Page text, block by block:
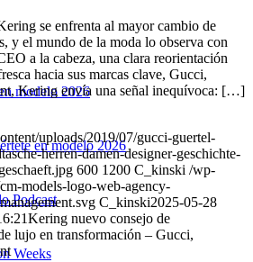
modelo 2026
en modelo 2026
Podcast
Weeks
se enfrenta al mayor cambio de
y el mundo de la moda lo observa con
a la cabeza, una clara reorientación
hacia sus marcas clave, Gucci,
Kering envía una señal inequívoca: […]
uploads/2019/07/gucci-guertel-
herren-damen-designer-geschichte-
600 1200 C_kinski /wp-
models-logo-web-agency-
C_kinski2025-05-28
Kering nuevo consejo de
lujo en transformación – Gucci,